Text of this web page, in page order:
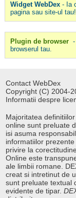
Widget WebDex- Ia
pagina sau site-ul tau!
Plugin de browser
browserul tau.
Contact WebDex
Copyright (C) 2004-
Informatii despre
Majoritatea
online sunt preluate
isi asuma
informatiilor
privire la
Online este
ale limbii romane.
creat si intretinut de
sunt preluate textual
evidente de tipar.